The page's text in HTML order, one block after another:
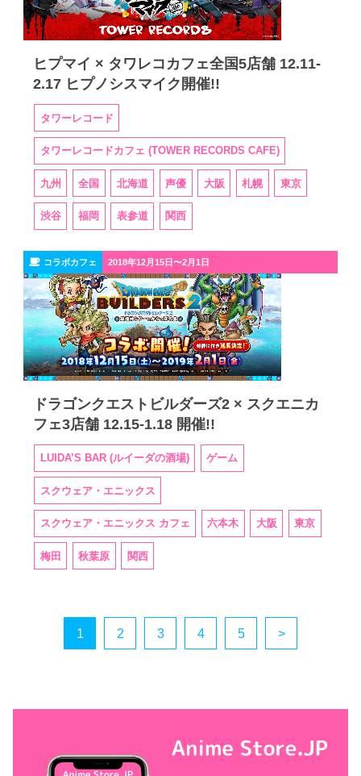
ヒプマイ × タワレコカフェ全国5店舗 12.11-
2.17 ヒプノシスマイク開催!!
タワーレコード
タワーレコードカフェ (TOWER RECORDS CAFE)
九州 全国 北海道 声優 大阪 札幌 東京
渋谷 福岡 表参道 関西
コラボカフェ 2018年12月15日〜2月1日
ドラゴンクエストビルダーズ2 × スクエニカ
フェ3店舗 12.15-1.18 開催!!
LUIDA’S BAR (ルイーダの酒場) ゲーム
スクウェア・エニックス
スクウェア・エニックス カフェ 六本木 大阪 東京
梅田 秋葉原 関西
1 2 3 4 5 >